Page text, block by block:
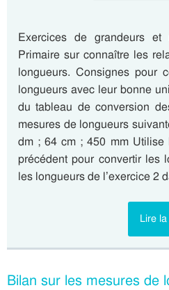
Exercices de grandeurs
Primaire sur connaître les
longueurs. Consignes pour
longueurs avec leur bonne
du tableau de conversion
mesures de longueurs
dm ; 64 cm ; 450 mm Utilise
précédent pour convertir les
les longueurs de l’exercice 2
Lire
Bilan sur les mesures de